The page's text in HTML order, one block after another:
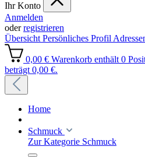
Ihr Konto
Anmelden
oderregistrieren
Übersicht Persönliches Profil
0,00 € Warenkorb enthält 0
beträgt 0,00 €.
Home
Schmuck
Zur Kategorie Schmuck